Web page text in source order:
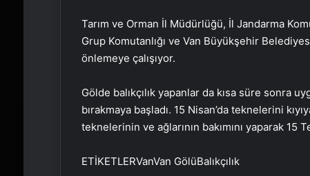
Tarım ve Orman İl Müdürlüğü, İl Jandarma
Grup Komutanlığı ve Van Büyükşehir
önlemeye çalışıyor.
Gölde balıkçılık yapanlar da kısa süre sonra
bırakmaya başladı. 15 Nisan’da teknelerini
teknelerinin ve ağlarının bakımını yaparak 15
ETİKETLERVanVan GölüBalıkçılık